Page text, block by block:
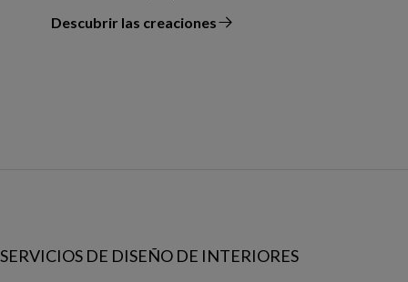
Descubrir las creaciones
el diseñador
SERVICIOS DE DISEÑO DE INTERIORES